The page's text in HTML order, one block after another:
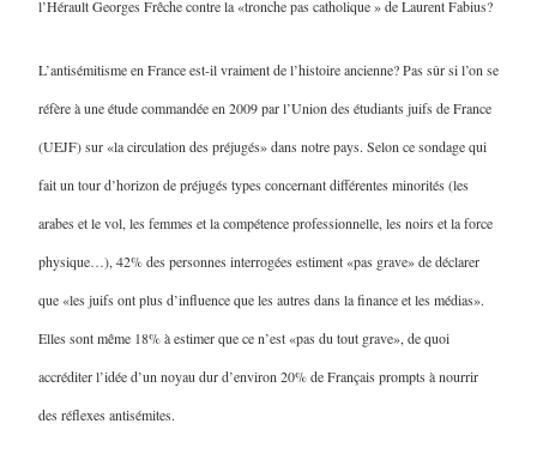
l’Hérault Georges Frêche contre la «tronche pas catholique » de Laurent Fabius?
L’antisémitisme en France est-il vraiment de l’histoire ancienne? Pas sûr si l’on se
réfère à une étude commandée en 2009 par l’Union des étudiants juifs de France
(UEJF) sur «la circulation des préjugés» dans notre pays. Selon ce sondage qui
fait un tour d’horizon de préjugés types concernant différentes minorités (les
arabes et le vol, les femmes et la compétence professionnelle, les noirs et la force
physique…), 42% des personnes interrogées estiment «pas grave» de déclarer
que «les juifs ont plus d’influence que les autres dans la finance et les médias».
Elles sont même 18% à estimer que ce n’est «pas du tout grave», de quoi
accréditer l’idée d’un noyau dur d’environ 20% de Français prompts à nourrir
des réflexes antisémites.